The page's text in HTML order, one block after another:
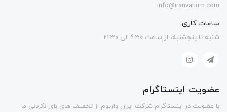
info@iranvarium.com
ساعات کاری:
شنبه تا پنجشنبه، از ساعت 9.30 الی 21.30
عضویت اینستاگرام
با عضویت در اینستاگرام شرکت ایران واریوم از تخفیف های باور نکردنی ما